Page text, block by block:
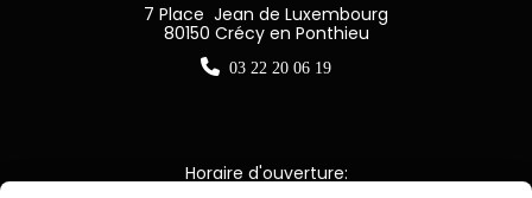
7 Place Jean de Luxembourg
80150 Crécy en Ponthieu
 03 22 20 06 19
Horaire d'ouverture: